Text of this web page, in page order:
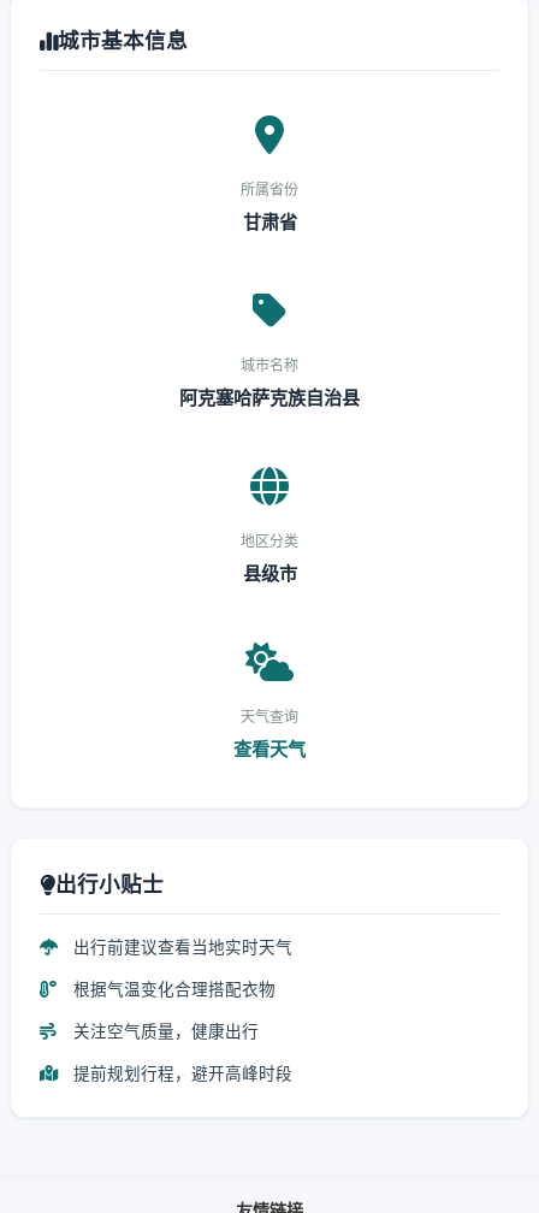
城市基本信息
所属省份
甘肃省
城市名称
阿克塞哈萨克族自治县
地区分类
县级市
天气查询
查看天气
出行小贴士
出行前建议查看当地实时天气
根据气温变化合理搭配衣物
关注空气质量，健康出行
提前规划行程，避开高峰时段